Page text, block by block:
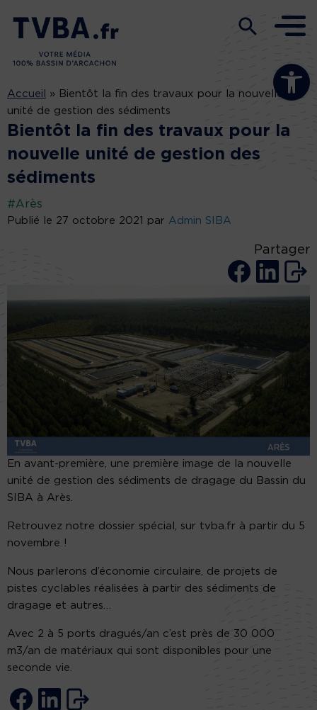
Ouvrir la
Accueil » Bientôt la fin des travaux pour la nouvelle
unité de gestion des sédiments
Bientôt la fin des travaux pour la
nouvelle unité de gestion des
sédiments
#Arès
Publié le 27 octobre 2021 par Admin SIBA
Partager
En avant-première, une première image de la nouvelle
unité de gestion des sédiments de dragage du Bassin du
SIBA à Arès.
Retrouvez notre dossier spécial, sur tvba.fr à partir du 5
novembre !
Nous parlerons d’économie circulaire, de projets de
pistes cyclables réalisées à partir des sédiments de
dragage et autres…
Avec 2 à 5 ports dragués/an c’est près de 30 000
m3/an de matériaux qui sont disponibles pour une
seconde vie.